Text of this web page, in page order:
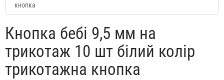
кнопка
Кнопка бебі 9,5 мм на
трикотаж 10 шт білий колір
трикотажна кнопка